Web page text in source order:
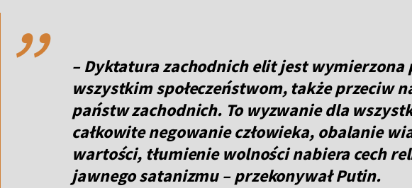
– Dyktatura zachodnich elit jest wymierzona
wszystkim społeczeństwom, także przeciw
państw zachodnich. To wyzwanie dla
całkowite negowanie człowieka, obalanie
wartości, tłumienie wolności nabiera cech
jawnego satanizmu – przekonywał Putin.